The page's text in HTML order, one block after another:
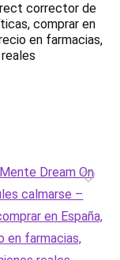
сorrector de
comprar en
en farmacias,